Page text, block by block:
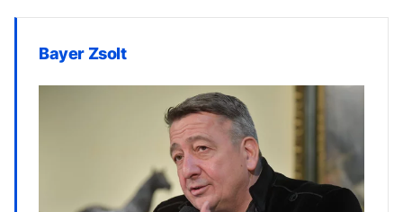
Bayer Zsolt